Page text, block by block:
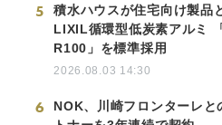
5
積水ハウスが住宅向け製品
LIXIL循環型低炭素アルミ
R100」を標準採用
2026.08.03 14:30
6
NOK、川崎フロンターレと